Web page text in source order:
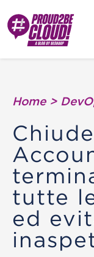
Home >
tutte
ed